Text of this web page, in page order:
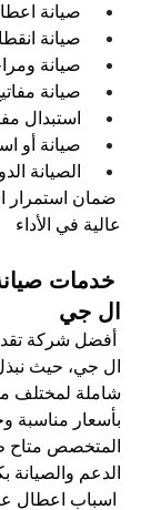
صيانة
صيانة
صيانة
صيانة
استبدال
صيانة أو
الصيانة
ضمان استمرار
عالية في الأداء
خدمات
ال جي
أفضل شركة
ال جي، حيث
شاملة لمختلف
بأسعار مناسبة
المتخصص متاح
الدعم
اسباب اعطال